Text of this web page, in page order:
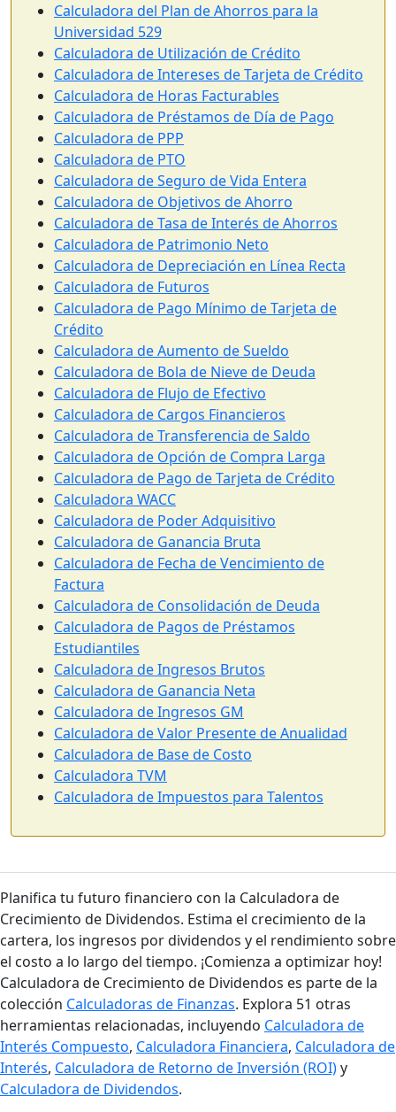
Calculadora del Plan de Ahorros para la
Universidad 529
Calculadora de Utilización de Crédito
Calculadora de Intereses de Tarjeta de Crédito
Calculadora de Horas Facturables
Calculadora de Préstamos de Día de Pago
Calculadora de PPP
Calculadora de PTO
Calculadora de Seguro de Vida Entera
Calculadora de Objetivos de Ahorro
Calculadora de Tasa de Interés de Ahorros
Calculadora de Patrimonio Neto
Calculadora de Depreciación en Línea Recta
Calculadora de Futuros
Calculadora de Pago Mínimo de Tarjeta de
Crédito
Calculadora de Aumento de Sueldo
Calculadora de Bola de Nieve de Deuda
Calculadora de Flujo de Efectivo
Calculadora de Cargos Financieros
Calculadora de Transferencia de Saldo
Calculadora de Opción de Compra Larga
Calculadora de Pago de Tarjeta de Crédito
Calculadora WACC
Calculadora de Poder Adquisitivo
Calculadora de Ganancia Bruta
Calculadora de Fecha de Vencimiento de
Factura
Calculadora de Consolidación de Deuda
Calculadora de Pagos de Préstamos
Estudiantiles
Calculadora de Ingresos Brutos
Calculadora de Ganancia Neta
Calculadora de Ingresos GM
Calculadora de Valor Presente de Anualidad
Calculadora de Base de Costo
Calculadora TVM
Calculadora de Impuestos para Talentos
Planifica tu futuro financiero con la Calculadora de
Crecimiento de Dividendos. Estima el crecimiento de la
cartera, los ingresos por dividendos y el rendimiento sobre
el costo a lo largo del tiempo. ¡Comienza a optimizar hoy!
Calculadora de Crecimiento de Dividendos es parte de la
colección Calculadoras de Finanzas. Explora 51 otras
herramientas relacionadas, incluyendo Calculadora de
Interés Compuesto, Calculadora Financiera, Calculadora de
Interés, Calculadora de Retorno de Inversión (ROI)y
Calculadora de Dividendos.